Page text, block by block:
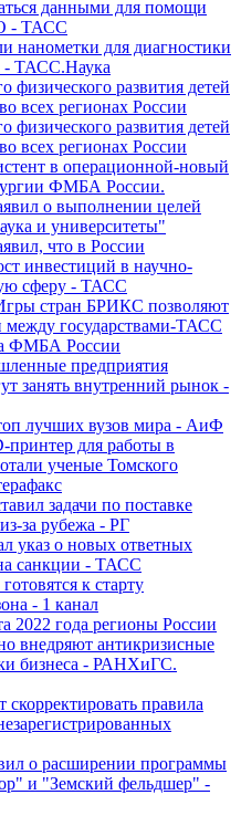
данными для помощи
- ТАСС
нанометки для диагностики
- ТАСС.Наука
физического развития детей
всех регионах России
физического развития детей
всех регионах России
в операционной-новый
ФМБА России.
о выполнении целей
и университеты"
что в России
инвестиций в научно-
сферу - ТАСС
стран БРИКС позволяют
между государствами-ТАСС
ФМБА России
предприятия
занять внутренний рынок -
лучших вузов мира - АиФ
принтер для работы в
ученые Томского
задачи по поставке
за рубежа - РГ
указ о новых ответных
санкции - ТАСС
к старту
- 1 канал
2022 года регионы России
внедряют антикризисные
бизнеса - РАНХиГС.
правила
о расширении программы
и "Земский фельдшер" -